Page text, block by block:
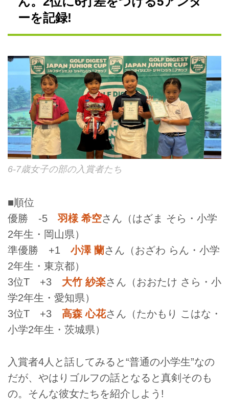
ーを記録!
6-7歳女子の部の入賞者たち
■順位
優勝 -5羽様 希空さん（はざま そら・小学
2年生・岡山県）
準優勝 +1 小澤 蘭さん（おざわ らん・小学
2年生・東京都）
3位T +3 大竹 紗楽さん（おおたけ さら・小
学2年生・愛知県）
3位T +3 高森 心花さん（たかもり こはな・
小学2年生・茨城県）
入賞者4人と話してみると“普通の小学生”なの
だが、やはりゴルフの話となると真剣そのも
の。そんな彼女たちを紹介しよう!